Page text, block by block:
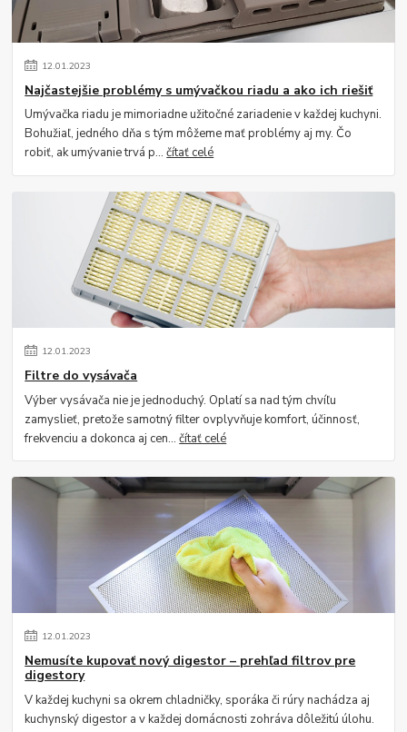
12.01.2023
Najčastejšie problémy s umývačkou riadu a ako ich riešiť
Umývačka riadu je mimoriadne užitočné zariadenie v každej kuchyni.
Bohužiaľ, jedného dňa s tým môžeme mať problémy aj my. Čo
robiť, ak umývanie trvá p...čítať celé
12.01.2023
Filtre do vysávača
Výber vysávača nie je jednoduchý. Oplatí sa nad tým chvíľu
zamyslieť, pretože samotný filter ovplyvňuje komfort, účinnosť,
frekvenciu a dokonca aj cen...čítať celé
12.01.2023
Nemusíte kupovať nový digestor – prehľad filtrov pre
digestory
V každej kuchyni sa okrem chladničky, sporáka či rúry nachádza aj
kuchynský digestor a v každej domácnosti zohráva dôležitú úlohu.